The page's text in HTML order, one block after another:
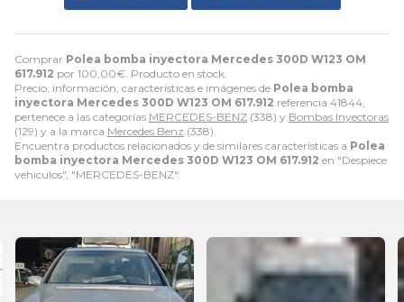
Comprar Polea bomba inyectora Mercedes 300D W123 OM
617.912 por 100,00€ . Producto en stock.
Precio, información, características e imágenes de Polea bomba
inyectora Mercedes 300D W123 OM 617.912 referencia 41844,
pertenece a las categorías MERCEDES-BENZ (338) y Bombas Inyectoras
(129) y a la marca Mercedes Benz (338).
Encuentra productos relacionados y de similares características a Polea
bomba inyectora Mercedes 300D W123 OM 617.912 en "Despiece
vehiculos", "MERCEDES-BENZ".